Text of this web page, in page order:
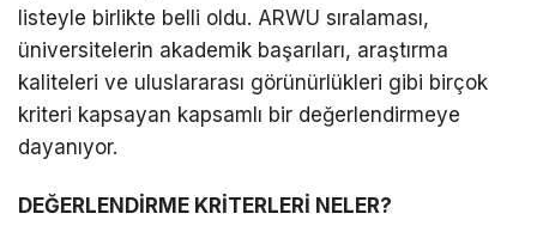
listeyle birlikte belli oldu. ARWU sıralaması,
üniversitelerin akademik başarıları, araştırma
kaliteleri ve uluslararası görünürlükleri gibi birçok
kriteri kapsayan kapsamlı bir değerlendirmeye
dayanıyor.
DEĞERLENDİRME KRİTERLERİ NELER?